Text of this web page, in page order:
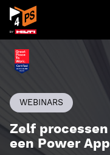
WEBINARS
Zelf
een Power App